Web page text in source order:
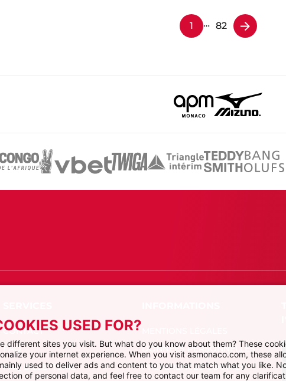
1 … 82
CONTACT
FAQ
FAQ BILLETTERIE
DONNÉES PERSONNELLES
PRÉFÉRENCES COOKIES
USED FOR?
different sites you visit. But what do you know about them? These
your internet experience. When you visit asmonaco.com, these
used to deliver ads and content to you that match what you like.
of personal data, and feel free to contact our team for any